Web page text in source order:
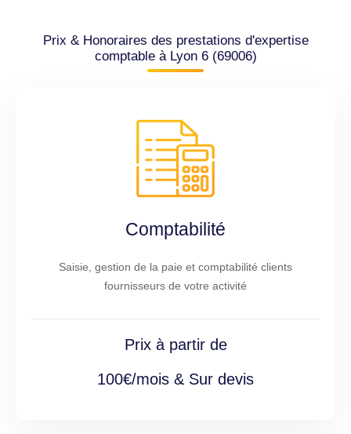
Prix & Honoraires des prestations d'expertise
comptable à Lyon 6 (69006)
Comptabilité
Saisie, gestion de la paie et comptabilité clients
fournisseurs de votre activité
Prix à partir de
100€/mois & Sur devis